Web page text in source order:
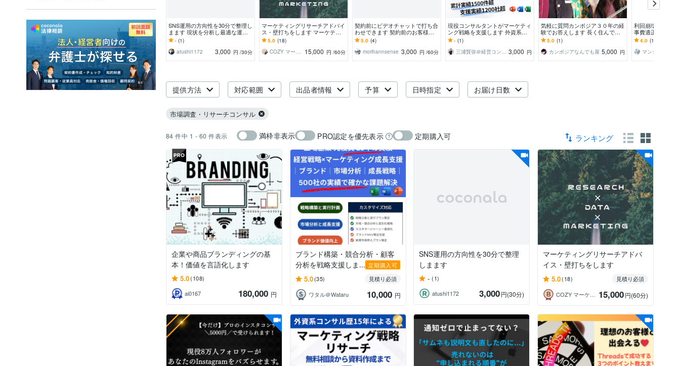
SNS運用の方向性を30分で整理し
まます 現状を分析し最適な運用
方針をご提案
- (1)
atushi1172
3,000 円 /30分
マーケティングリサーチアドバイ
ス・壁打ちをします マーケティ
ング戦略・マーケティングリサー
チ関連アドバイス
5.0 (18)
COZY マーケティングリサーチャー
15,000 円 /60分
契約前にビデオチャットで打ち合
わせできます 契約前のお客様と
のヒアリングや打ち合わせを行う
ため
5.0 (4)
morihannsense 3,000 円 /60分
現役コンサルタントがマーケティ
ング戦略を支援します 外資系コ
ンサル歴15年：マーケティングの
アドバイス・リサーチ
- (1)
三浦賢弥＠経営コンサルタント 3,000 円
気軽に質問カンボジア３０年の経
験でお答えします 長く住んでる
ものならではのキメ細かなお助け
ができると思います
5.0 (1)
カンボジアなんでも屋 5,000 円
利回崩壊防止｜
事費適正金額出
う前に工事費に
へ
4.0 (1)
提供方法 対応範囲 出品者情報 予算 日時指定 お届け日数
市場調査・リサーチコンサル
84 件中 1 - 60 件表示 満枠非表示 PRO認定を優先表示 定期購入可 ランキング
企業や商品ブランディングの基
本！価値を言語化します
5.0(108)
ai0167
180,000 円
ブランド構築・競合分析・顧客
分析を戦略支援しま... 定期購入可
5.0(35)
見積り必須
ワタル＠Wataru
10,000 円
SNS運用の方向性を30分で整理
しまます
- (1)
atushi1172
3,000円(30分)
マーケティングリサーチアドバ
イス・壁打ちをします
5.0(18)
見積り必須
COZY マーケティングリサーチャー
15,000円(60分)